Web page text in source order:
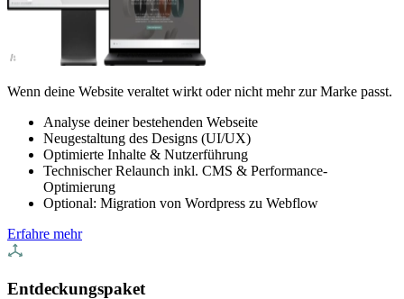
Wenn deine Website veraltet wirkt oder nicht mehr zur Marke passt.
Analyse deiner bestehenden Webseite
Neugestaltung des Designs (UI/UX)
Optimierte Inhalte & Nutzerführung
Technischer Relaunch inkl. CMS & Performance-
Optimierung
Optional: Migration von Wordpress zu Webflow
Erfahre mehr
Entdeckungspaket